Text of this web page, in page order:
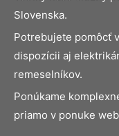
Slovenska.
Potrebujete pomôcť
dispozícii aj
remeselníkov.
Ponúkame
priamo v ponuke